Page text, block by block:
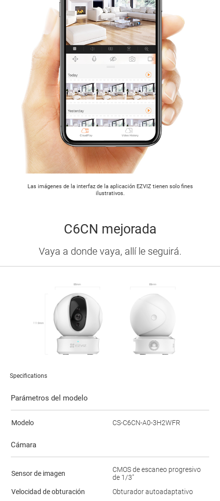
Las imágenes de la interfaz de la aplicación EZVIZ tienen solo fines
ilustrativos.
C6CN mejorada
Vaya a donde vaya, allí le seguirá.
Specifications
Parámetros del modelo
Modelo CS-C6CN-A0-3H2WFR
Cámara
Sensor de imagen
CMOS de escaneo progresivo
de 1/3"
Velocidad de obturación
Obturador autoadaptativo